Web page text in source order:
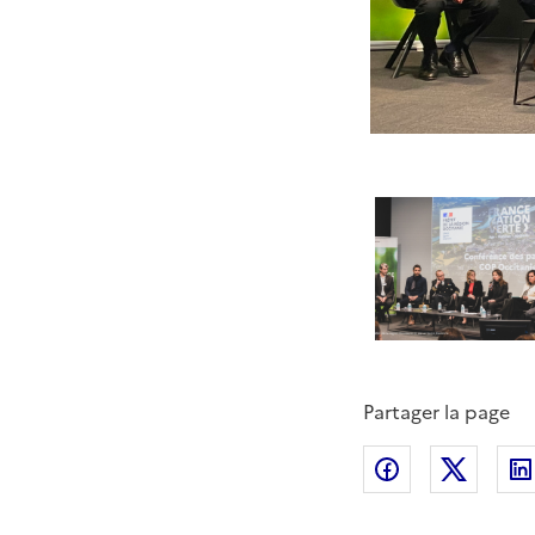
Partager la page
Partager sur